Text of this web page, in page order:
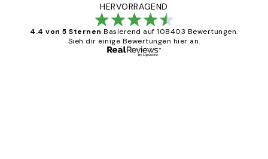
HERVORRAGEND
4.4 von 5 Sternen Basierend auf 108403 Bewertungen.
Sieh dir einige Bewertungen hier an.